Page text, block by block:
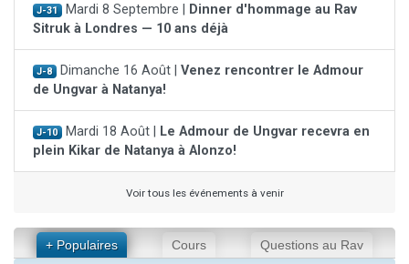
J-31 Mardi 8 Septembre |
Dinner d'hommage au Rav
Sitruk à Londres — 10 ans déjà
J-8 Dimanche 16 Août | Venez rencontrer le Admour
de Ungvar à Natanya!
J-10 Mardi 18 Août |
Le Admour de Ungvar recevra en
plein Kikar de Natanya à Alonzo!
Voir tous les événements à venir
+ Populaires Cours Questions au Rav